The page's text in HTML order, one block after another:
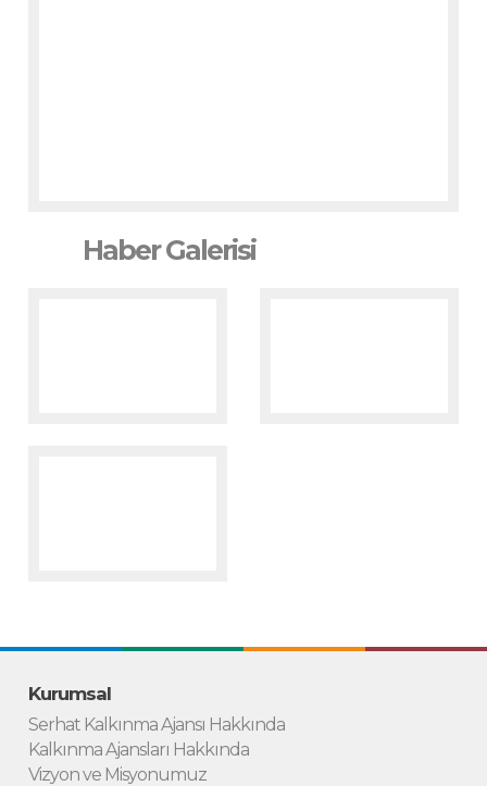
Haber Galerisi
Kurumsal
Serhat Kalkınma Ajansı Hakkında
Kalkınma Ajansları Hakkında
Vizyon ve Misyonumuz